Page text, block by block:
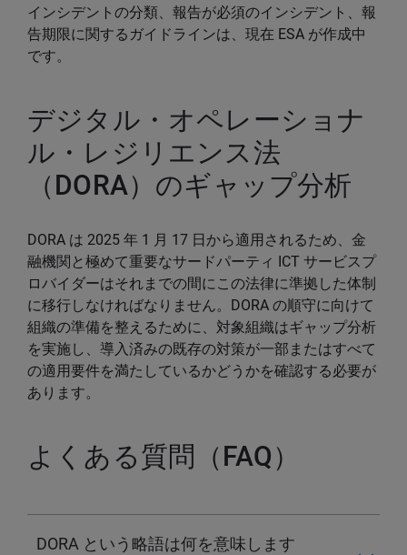
インシデントの分類、報告が必須のインシデント、報
告期限に関するガイドラインは、現在 ESA が作成中
です。
デジタル・オペレーショナ
ル・レジリエンス法
（DORA）のギャップ分析
DORA は 2025 年 1 月 17 日から適用されるため、金
融機関と極めて重要なサードパーティ ICT サービスプ
ロバイダーはそれまでの間にこの法律に準拠した体制
に移行しなければなりません。DORA の順守に向けて
組織の準備を整えるために、対象組織はギャップ分析
を実施し、導入済みの既存の対策が一部またはすべて
の適用要件を満たしているかどうかを確認する必要が
あります。
よくある質問（FAQ）
DORA という略語は何を意味します